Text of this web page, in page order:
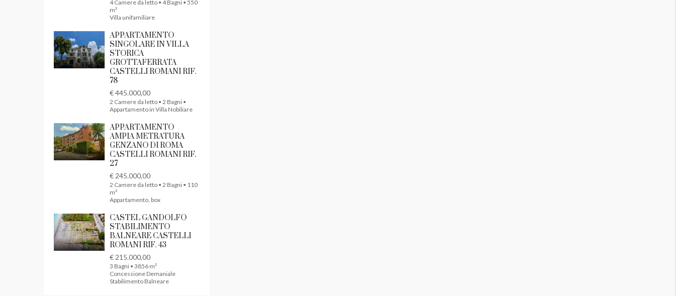
4 Camere da letto • 4 Bagni • 550
m²
Villa unifamiliare
APPARTAMENTO
SINGOLARE IN VILLA
STORICA
GROTTAFERRATA
CASTELLI ROMANI RIF.
78
€ 445.000,00
2 Camere da letto • 2 Bagni •
Appartamento in Villa Nobiliare
APPARTAMENTO
AMPIA METRATURA
GENZANO DI ROMA
CASTELLI ROMANI RIF.
27
€ 245.000,00
2 Camere da letto • 2 Bagni • 110
m²
Appartamento, box
CASTEL GANDOLFO
STABILIMENTO
BALNEARE CASTELLI
ROMANI RIF. 43
€ 215.000,00
3 Bagni • 3856 m²
Concessione Demaniale
Stabilimento Balneare